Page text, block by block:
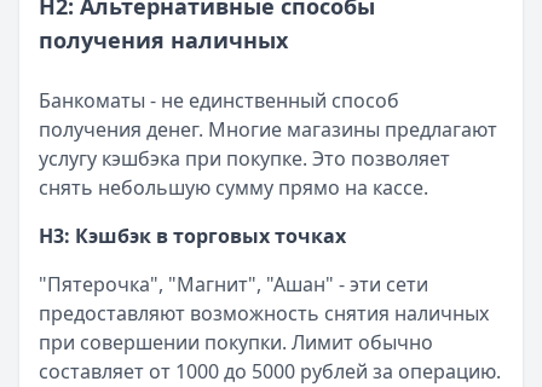
H2: Альтернативные способы
получения наличных
Банкоматы - не единственный способ
получения денег. Многие магазины предлагают
услугу кэшбэка при покупке. Это позволяет
снять небольшую сумму прямо на кассе.
H3: Кэшбэк в торговых точках
"Пятерочка", "Магнит", "Ашан" - эти сети
предоставляют возможность снятия наличных
при совершении покупки. Лимит обычно
составляет от 1000 до 5000 рублей за операцию.